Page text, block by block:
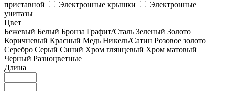
приставной
Электронные крышки
Электронные
унитазы
Цвет
Бежевый Белый Бронза Графит/Сталь Зеленый Золото
Коричневый Красный Медь Никель/Сатин Розовое золото
Серебро Серый Синий Хром глянцевый Хром матовый
Черный Разноцветные
Длина